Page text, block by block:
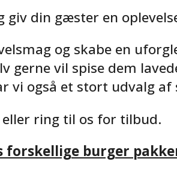
giv din gæster en
og skabe en
gerne vil spise dem
også et stort udvalg
eller ring til os for tilbud.
forskellige burger